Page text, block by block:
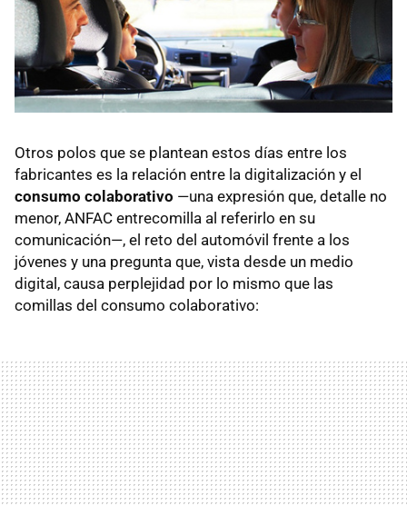
Otros polos que se plantean estos días entre los
fabricantes es la relación entre la digitalización y el
consumo colaborativo —una expresión que, detalle no
menor, ANFAC entrecomilla al referirlo en su
comunicación—, el reto del automóvil frente a los
jóvenes y una pregunta que, vista desde un medio
digital, causa perplejidad por lo mismo que las
comillas del consumo colaborativo: